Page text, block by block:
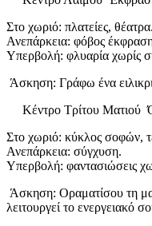
Στο χωριό: πλατείες, θέατρα.
Ανεπάρκεια: φόβος
Υπερβολή: φλυαρία χωρίς
Άσκηση: Γράφω ένα
Κέντρο Τρίτου Ματιού
Στο χωριό: κύκλος σοφών,
Ανεπάρκεια: σύγχυση.
Υπερβολή: φαντασιώσεις
Άσκηση: Οραματίσου τη
λειτουργεί το ενεργειακό